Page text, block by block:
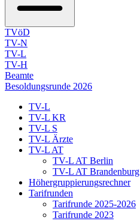
TVöD
TV-N
TV-L
TV-H
Beamte
Besoldungsrunde 2026
TV-L
TV-L KR
TV-L S
TV-L Ärzte
TV-L AT
TV-L AT Berlin
TV-L AT Brandenburg
Höhergruppierungsrechner
Tarifrunden
Tarifrunde 2025-2026
Tarifrunde 2023